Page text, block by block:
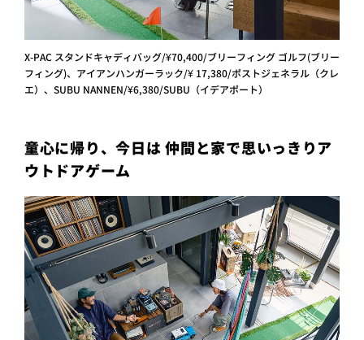
X-PAC スタンドキャディバッグ/¥70,400/ブリーフィング ゴルフ(ブリー
フィング)、アイアンハンガーラック/¥ 17,380/ポストジェネラル（クレ
エ）、SUBU NANNEN/¥6,380/SUBU（イデアポート）
童心に帰り、今日は 仲間と家で思いっきりア
ウトドアゲーム